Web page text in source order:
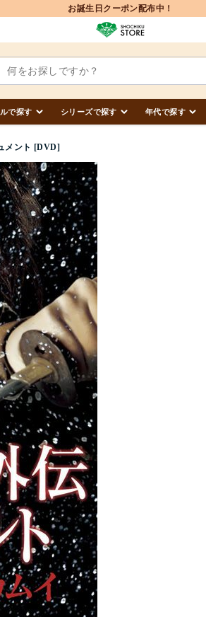
お誕生日クーポン配布中！
で探す シリーズで探す 年代で探す
メント [DVD]